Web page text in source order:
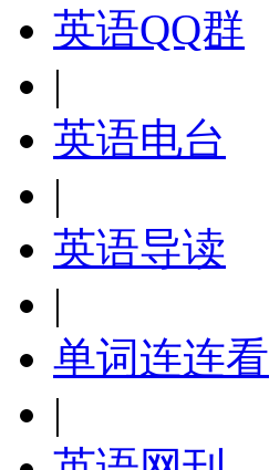
英语QQ群
|
英语电台
|
英语导读
|
单词连连看
|